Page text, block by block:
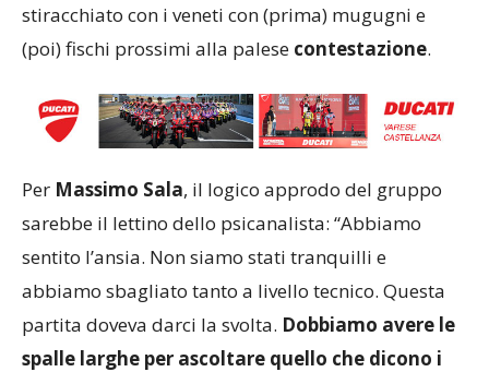
stiracchiato con i veneti con (prima) mugugni e
(poi) fischi prossimi alla palese contestazione.
Per Massimo Sala, il logico approdo del gruppo
sarebbe il lettino dello psicanalista: “Abbiamo
sentito l’ansia. Non siamo stati tranquilli e
abbiamo sbagliato tanto a livello tecnico. Questa
partita doveva darci la svolta. Dobbiamo avere le
spalle larghe per ascoltare quello che dicono i